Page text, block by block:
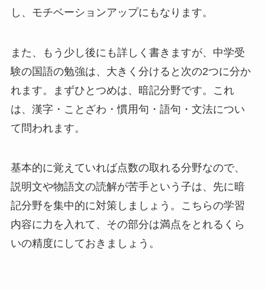
し、モチベーションアップにもなります。
また、もう少し後にも詳しく書きますが、中学受
験の国語の勉強は、大きく分けると次の2つに分か
れます。まずひとつめは、暗記分野です。これ
は、漢字・ことざわ・慣用句・語句・文法につい
て問われます。
基本的に覚えていれば点数の取れる分野なので、
説明文や物語文の読解が苦手という子は、先に暗
記分野を集中的に対策しましょう。こちらの学習
内容に力を入れて、その部分は満点をとれるくら
いの精度にしておきましょう。